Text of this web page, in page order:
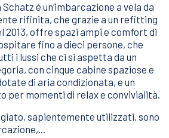
è un’imbarcazione a vela da
rifinita, che grazie a un refitting
2013, offre spazi ampi e comfort di
fino a dieci persone, che
i lussi che ci si aspetta da un
con cinque cabine spaziose e
di aria condizionata, e un
per momenti di relax e convivialità.
sapientemente utilizzati, sono